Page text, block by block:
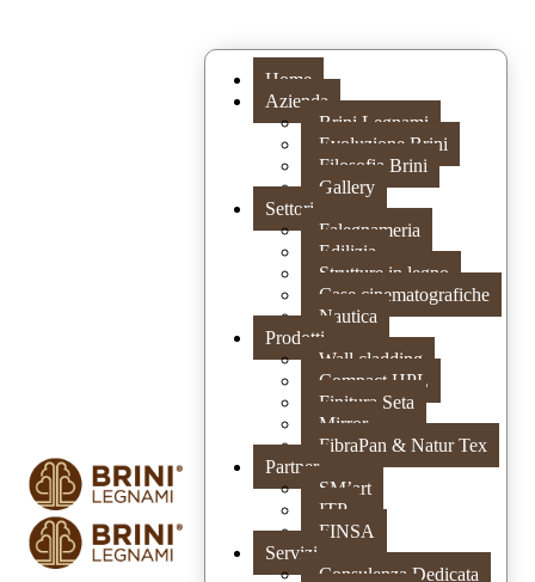
Home
Azienda
Brini Legnami
Evoluzione Brini
Filosofia Brini
Gallery
Settori
Falegnameria
Edilizia
Strutture in legno
Case cinematografiche
Nautica
Prodotti
Wall cladding
Compact HPL
Finitura Seta
Mirror
FibraPan & Natur Tex
Partner
SM’art
ITP
FINSA
Servizi
Consulenza Dedicata